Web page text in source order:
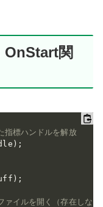
OnStart関
標ハンドルを解放
) ;
) ;
ルを開く（存在しない